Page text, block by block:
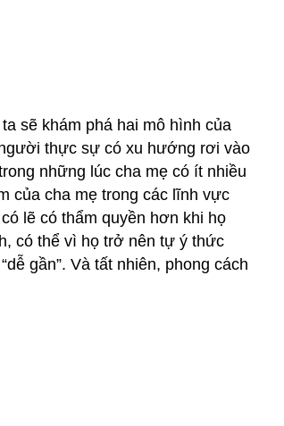
sẽ khám phá hai mô hình của
thực sự có xu hướng rơi vào
những lúc cha mẹ có ít nhiều
của cha mẹ trong các lĩnh vực
lẽ có thẩm quyền hơn khi họ
có thể vì họ trở nên tự ý thức
gần”. Và tất nhiên, phong cách